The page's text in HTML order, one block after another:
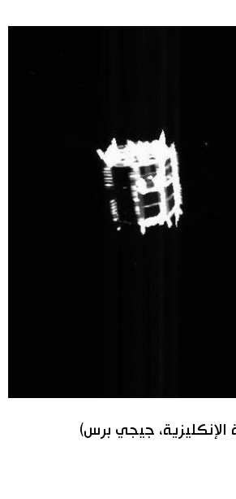
الإنكليزية، جيجي برس)